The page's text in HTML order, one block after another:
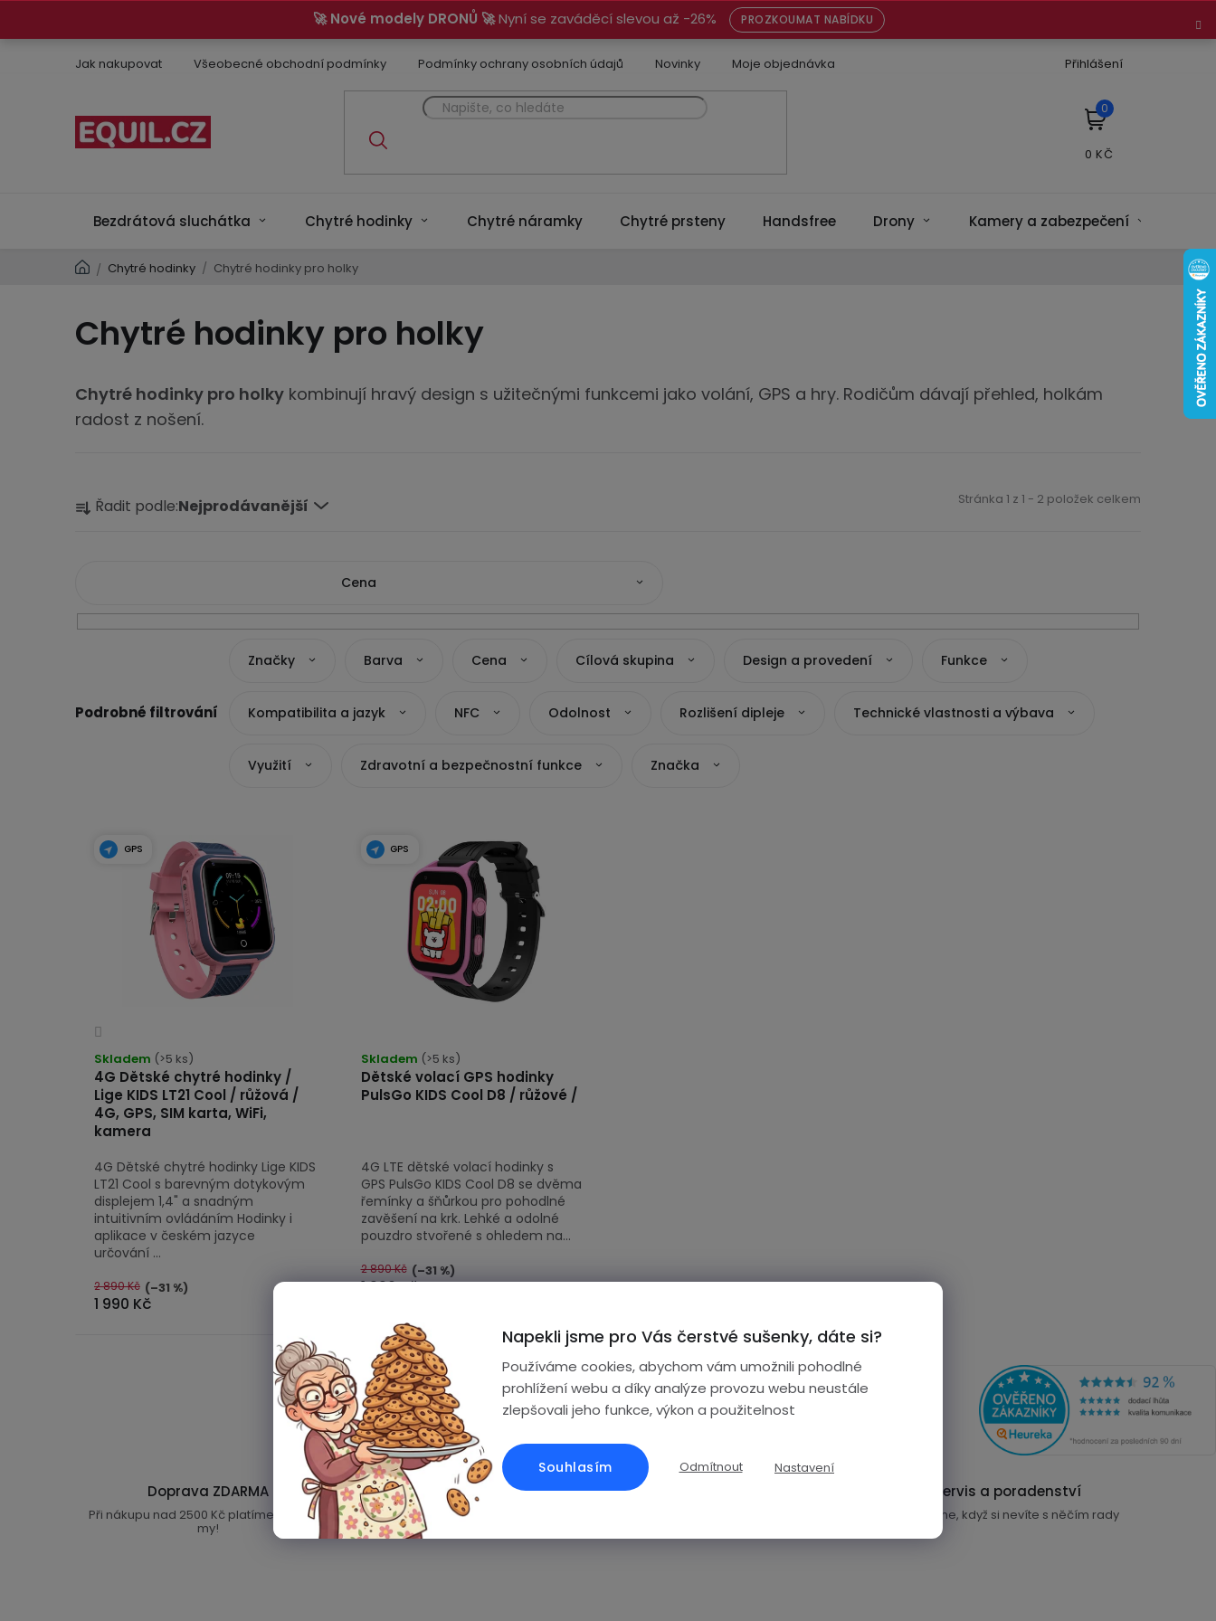
Napekli jsme pro Vás čerstvé sušenky, dáte si?
Používáme cookies, abychom vám umožnili pohodlné
prohlížení webu a díky analýze provozu webu neustále
zlepšovali jeho funkce, výkon a použitelnost
Nastavení
Odmítnout
Souhlasím
🚀 Nové modely DRONŮ 🚀Nyní se zaváděcí slevou až -26% PROZKOUMAT NABÍDKU
Jak nakupovat Všeobecné obchodní podmínky Podmínky ochrany osobních údajů Novinky Moje objednávka Přihlášení
NÁKUPNÍ
KOŠÍK
Bezdrátová sluchátka Chytré hodinky Chytré náramky Chytré prsteny Handsfree Drony Kamery a zabezpečení
Domů
/ Chytré hodinky / Chytré hodinky pro holky
Chytré hodinky pro holky
Chytré hodinky pro holky kombinují hravý design s užitečnými funkcemi jako volání, GPS a hry. Rodičům dávají přehled, holkám
radost z nošení.
Stránka 1 z 1 - 2 položek celkem
Ř
a
n
r
Řadit podle:Nejprodávanější
Cena
1991Kč
Značky Barva Cena Cílová skupina Design a provedení Funkce
Kompatibilita a jazyk NFC Odolnost Rozlišení dipleje Technické vlastnosti a výbava
Využití Zdravotní a bezpečnostní funkce Značka
GPS
4G Dětské chytré hodinky /
Lige KIDS LT21 Cool / růžová /
4G, GPS, SIM karta, WiFi,
kamera
hodnocení
produktu
je
4,0
z
5
hvězdiček.
Skladem (>5 ks)
1 990 Kč
2 890 Kč (–31 %)
4G Dětské chytré hodinky Lige KIDS
LT21 Cool s barevným dotykovým
displejem 1,4" a snadným
intuitivním ovládáním Hodinky i
aplikace v českém jazyce
určování ...
GPS
Dětské volací GPS hodinky
PulsGo KIDS Cool D8 / růžové /
Skladem (>5 ks)
1 990 Kč
2 890 Kč (–31 %)
4G LTE dětské volací hodinky s
GPS PulsGo KIDS Cool D8 se dvěma
řemínky a šňůrkou pro pohodlné
zavěšení na krk. Lehké a odolné
pouzdro stvořené s ohledem na...
O
v
l
á
d
a
í
Doprava ZDARMA
Při nákupu nad 2500 Kč platíme dopravu
my!
99.8 % zboží skladem
Připraveno na okamžitou expedici k vám!
Servis a poradenství
Poradíme, když si nevíte s něčím rady